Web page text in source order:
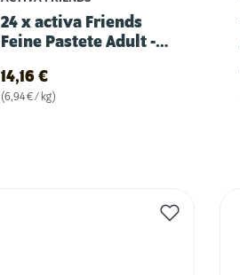
24 x activa Friends
Feine Pastete Adult -
14,16 €
(6,94 € / kg)